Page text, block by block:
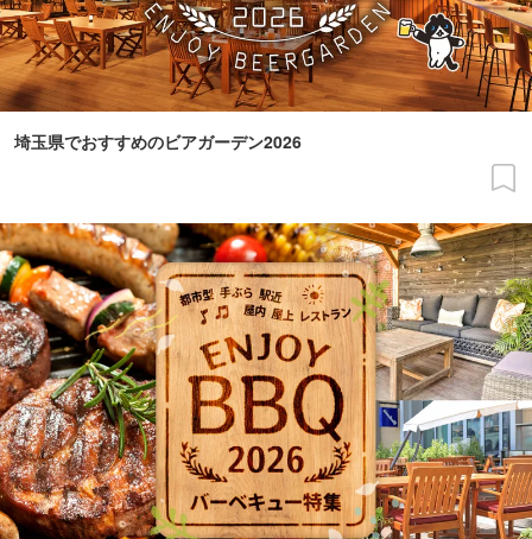
埼玉県でおすすめのビアガーデン2026